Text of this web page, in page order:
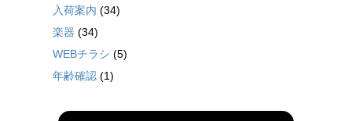
入荷案内 (34)
楽器 (34)
WEBチラシ (5)
年齢確認 (1)